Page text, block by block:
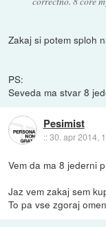
Zakaj si potem sploh
PS:
Seveda ma stvar 8
Pesimist
::30. apr 2014,
Vem da ma 8 jederni
Jaz vem zakaj sem
To pa vse zgoraj